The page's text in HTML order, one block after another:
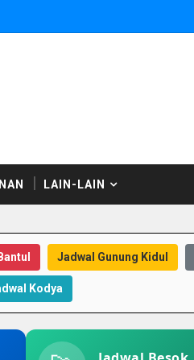
LAIN-LAIN
Jadwal Gunung Kidul
Kodya